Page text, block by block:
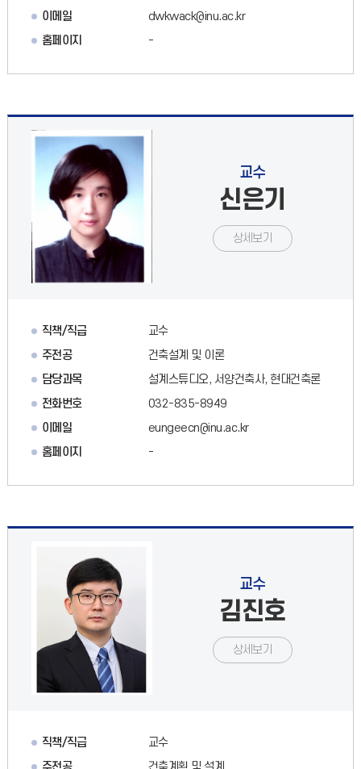
이메일
dwkwack@inu.ac.kr
홈페이지
-
교수
신은기
상세보기
직책/직급
교수
주전공
건축설계 및 이론
담당과목
설계스튜디오, 서양건축사, 현대건축론
전화번호
032-835-8949
이메일
eungeecn@inu.ac.kr
홈페이지
-
교수
김진호
상세보기
직책/직급
교수